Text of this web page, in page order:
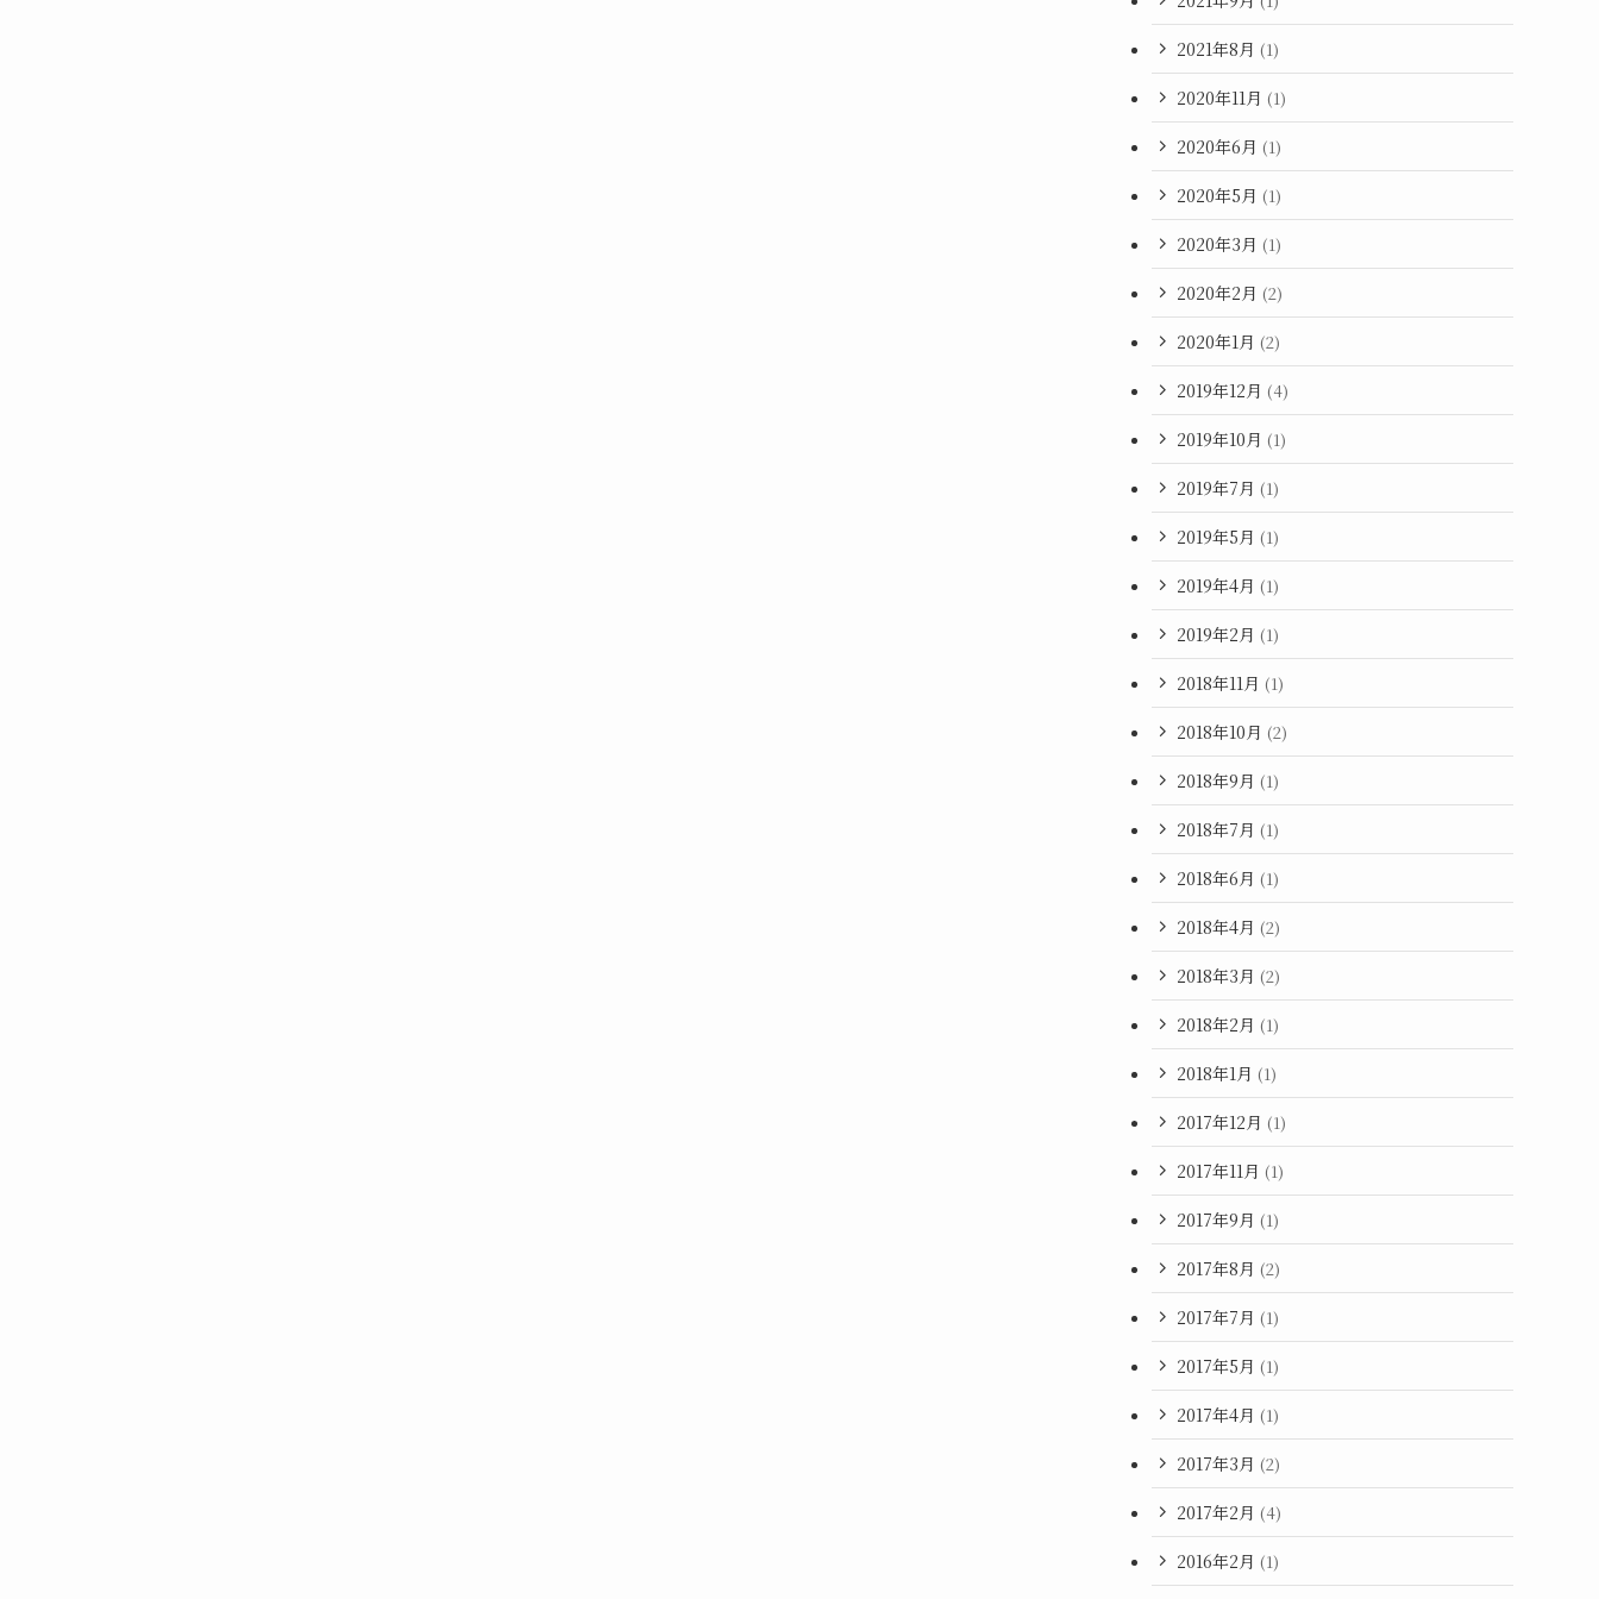
2021年8月 (1)
2020年11月 (1)
2020年6月 (1)
2020年5月 (1)
2020年3月 (1)
2020年2月 (2)
2020年1月 (2)
2019年12月 (4)
2019年10月 (1)
2019年7月 (1)
2019年5月 (1)
2019年4月 (1)
2019年2月 (1)
2018年11月 (1)
2018年10月 (2)
2018年9月 (1)
2018年7月 (1)
2018年6月 (1)
2018年4月 (2)
2018年3月 (2)
2018年2月 (1)
2018年1月 (1)
2017年12月 (1)
2017年11月 (1)
2017年9月 (1)
2017年8月 (2)
2017年7月 (1)
2017年5月 (1)
2017年4月 (1)
2017年3月 (2)
2017年2月 (4)
2016年2月 (1)